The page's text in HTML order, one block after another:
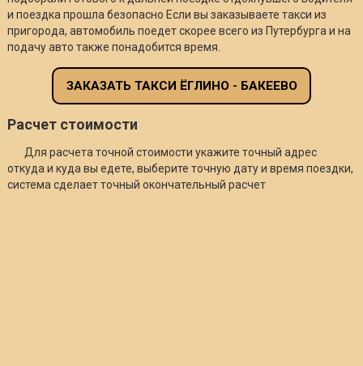
и поездка прошла безопасно Если вы заказываете такси из
пригорода, автомобиль поедет скорее всего из Путербурга и на
подачу авто также понадобится время.
ЗАКАЗАТЬ ТАКСИ ЁГЛИНО - БАКЕЕВО
Расчет стоимости
Для расчета точной стоимости укажите точный адрес
откуда и куда вы едете, выберите точную дату и время поездки,
система сделает точный окончательный расчет